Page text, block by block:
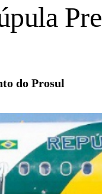
do Prosul